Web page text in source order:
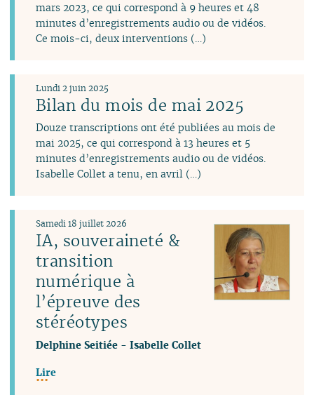
mars 2023, ce qui correspond à 9 heures et 48
minutes d’enregistrements audio ou de vidéos.
Ce mois-ci, deux interventions (…)
Bilan du mois de mai 2025
Lundi 2 juin 2025
Douze transcriptions ont été publiées au mois de
mai 2025, ce qui correspond à 13 heures et 5
minutes d’enregistrements audio ou de vidéos.
Isabelle Collet a tenu, en avril (…)
IA, souveraineté &
transition
numérique à
l’épreuve des
stéréotypes
Samedi 18 juillet 2026
Delphine Seitiée -Isabelle Collet
Lire